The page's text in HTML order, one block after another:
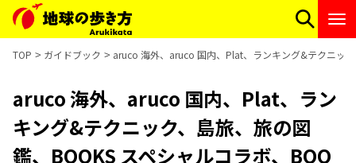
TOP ガイドブック aruco 海外、aruco 国内、Plat、ランキング&テクニッ
aruco 海外、aruco 国内、Plat、ラン
キング&テクニック、島旅、旅の図
鑑、BOOKS スペシャルコラボ、BOO